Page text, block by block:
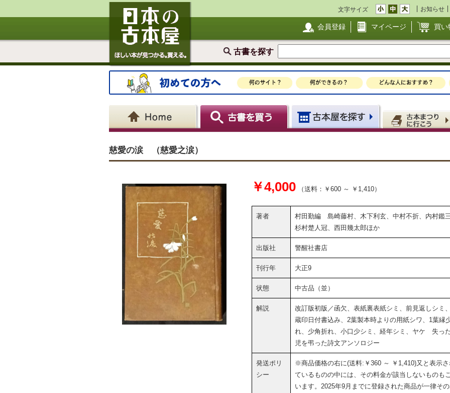
文字サイズ お知らせ
会員登録 マイページ 買い
古書を探す
慈愛の涙 （慈愛之涙）
￥4,000 （送料：￥600 ～ ￥1,410）
著者
村田勤編 島崎藤村、木下利玄、中村不折、内村鑑三
杉村楚人冠、西田幾太郎ほか
出版社 警醒社書店
刊行年 大正9
状態 中古品（並）
解説
改訂版初版／函欠、表紙裏表紙シミ、前見返しシミ
蔵印日付書込み、2葉製本時よりの用紙シワ、1葉縁
れ、少角折れ、小口少シミ、経年シミ、ヤケ 失っ
児を弔った詩文アンソロジー
発送ポリ
シー
※商品価格の右に(送料:￥360 ～ ￥1,410)又と表示
ているものの中には、その料金が該当しないものも
います。2025年9月までに登録された商品が一律そ